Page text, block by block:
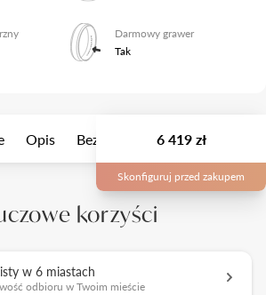
Darmowy grawer
Tak
Opis Bezszwowe Opakowanie
6 419 zł
Skonfiguruj przed zakupem
korzyści
w 6 miastach
odbioru w Twoim mieście